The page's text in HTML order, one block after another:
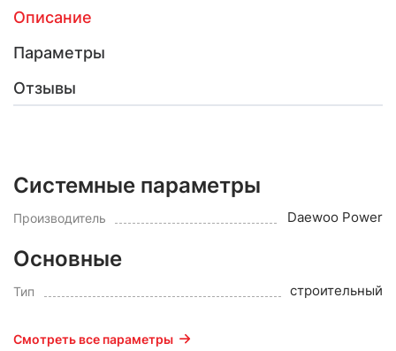
Описание
Параметры
Отзывы
Системные параметры
Производитель Daewoo Power
Основные
Тип строительный
Смотреть все параметры